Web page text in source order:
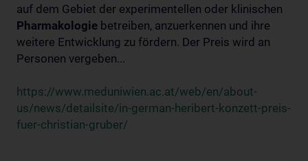
auf dem Gebiet der experimentellen oder klinischen
Pharmakologie betreiben, anzuerkennen und ihre
weitere Entwicklung zu fördern. Der Preis wird an
Personen vergeben...
https://www.meduniwien.ac.at/web/en/about-
us/news/detailsite/in-german-heribert-konzett-preis-
fuer-christian-gruber/